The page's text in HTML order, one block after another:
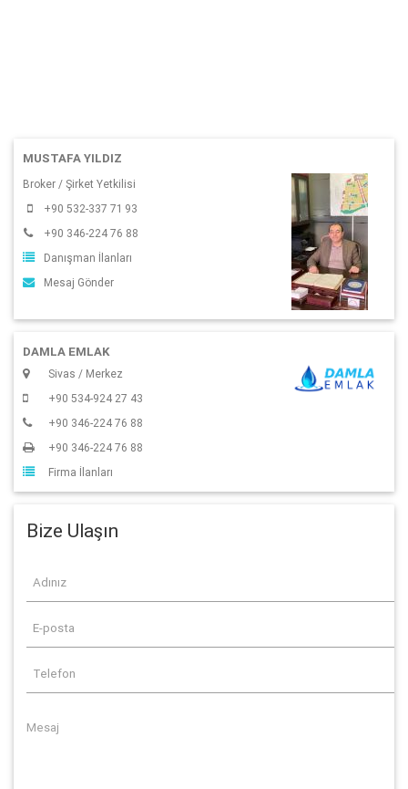
MUSTAFA YILDIZ
Broker / Şirket Yetkilisi
+90 532-337 71 93
+90 346-224 76 88
Danışman İlanları
Mesaj Gönder
DAMLA EMLAK
Sivas / Merkez
+90 534-924 27 43
+90 346-224 76 88
+90 346-224 76 88
Firma İlanları
Bize Ulaşın